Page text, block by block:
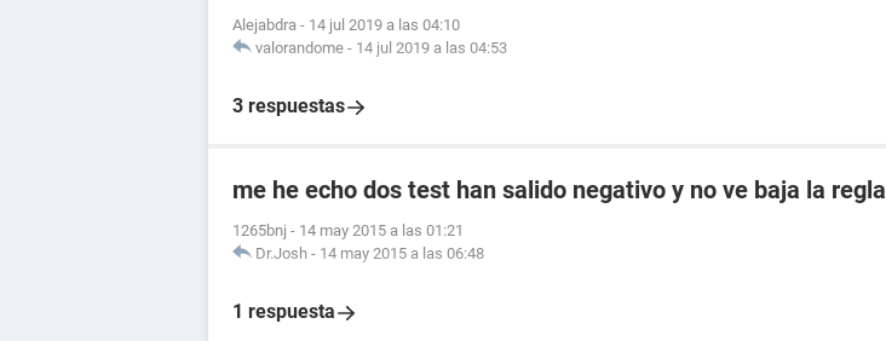
Alejabdra - 14 jul 2019 a las 04:10
valorandome - 14 jul 2019 a las 04:53
3 respuestas
me he echo dos test han salido negativo y no ve baja la regla
1265bnj - 14 may 2015 a las 01:21
Dr.Josh - 14 may 2015 a las 06:48
1 respuesta